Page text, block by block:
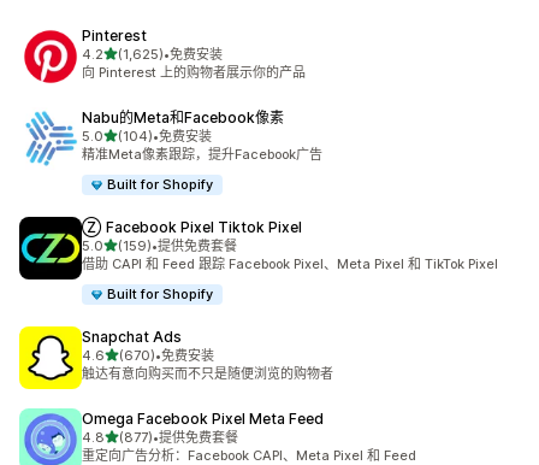
Pinterest
4.2星（满分 5 星）
(1,625)
总共 1625 条评论
•免费安装
向 Pinterest 上的购物者展示你的产品
Nabu的Meta和Facebook像素
5.0星（满分 5 星）
(104)
总共 104 条评论
•免费安装
精准Meta像素跟踪，提升Facebook广告
Built for Shopify
Ⓩ Facebook Pixel Tiktok Pixel
5.0星（满分 5 星）
(159)
总共 159 条评论
•提供免费套餐
借助 CAPI 和 Feed 跟踪 Facebook Pixel、Meta Pixel 和 TikTok Pixel
Built for Shopify
Snapchat Ads
4.6星（满分 5 星）
(670)
总共 670 条评论
•免费安装
触达有意向购买而不只是随便浏览的购物者
Omega Facebook Pixel Meta Feed
4.8星（满分 5 星）
(877)
总共 877 条评论
•提供免费套餐
重定向广告分析：Facebook CAPI、Meta Pixel 和 Feed